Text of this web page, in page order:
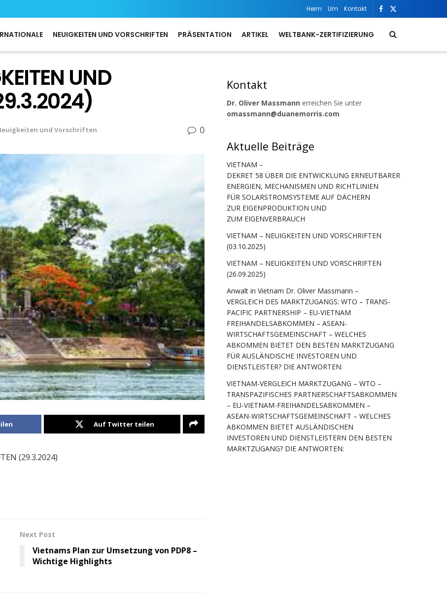
Heim Um Kontakt
NEUIGKEITEN UND VORSCHRIFTEN PRÄSENTATION ARTIKEL WELTBANK-ZERTIFIZIERUNG
UND
und Vorschriften 0
Auf Twitter teilen
(29.3.2024)
Next Post
Vietnams Plan zur Umsetzung von PDP8 –
Wichtige Highlights
Kontakt
Dr. Oliver Massmann erreichen Sie unter
omassmann@duanemorris.com
Aktuelle Beiträge
VIETNAM –
DEKRET 58 ÜBER DIE ENTWICKLUNG ERNEUTBARER
ENERGIEN, MECHANISMEN UND RICHTLINIEN
FÜR SOLARSTROMSYSTEME AUF DÄCHERN
ZUR EIGENPRODUKTION UND
ZUM EIGENVERBRAUCH
VIETNAM – NEUIGKEITEN UND VORSCHRIFTEN
(03.10.2025)
VIETNAM – NEUIGKEITEN UND VORSCHRIFTEN
(26.09.2025)
Anwalt in Vietnam Dr. Oliver Massmann –
VERGLEICH DES MARKTZUGANGS: WTO – TRANS-
PACIFIC PARTNERSHIP – EU-VIETNAM
FREIHANDELSABKOMMEN – ASEAN-
WIRTSCHAFTSGEMEINSCHAFT – WELCHES
ABKOMMEN BIETET DEN BESTEN MARKTZUGANG
FÜR AUSLÄNDISCHE INVESTOREN UND
DIENSTLEISTER? DIE ANTWORTEN:
VIETNAM-VERGLEICH MARKTZUGANG – WTO –
TRANSPAZIFISCHES PARTNERSCHAFTSABKOMMEN
– EU-VIETNAM-FREIHANDELSABKOMMEN –
ASEAN-WIRTSCHAFTSGEMEINSCHAFT – WELCHES
ABKOMMEN BIETET AUSLÄNDISCHEN
INVESTOREN UND DIENSTLEISTERN DEN BESTEN
MARKTZUGANG? DIE ANTWORTEN: